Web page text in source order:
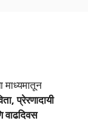
प्रेरणादायी
वाढदिवस